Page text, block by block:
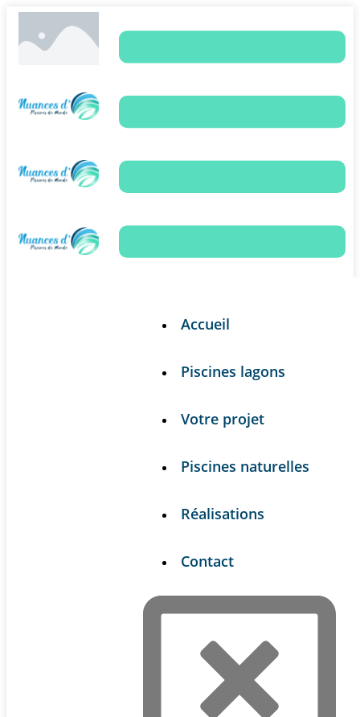
Accueil
Piscines lagons
Votre projet
Piscines naturelles
Réalisations
Contact